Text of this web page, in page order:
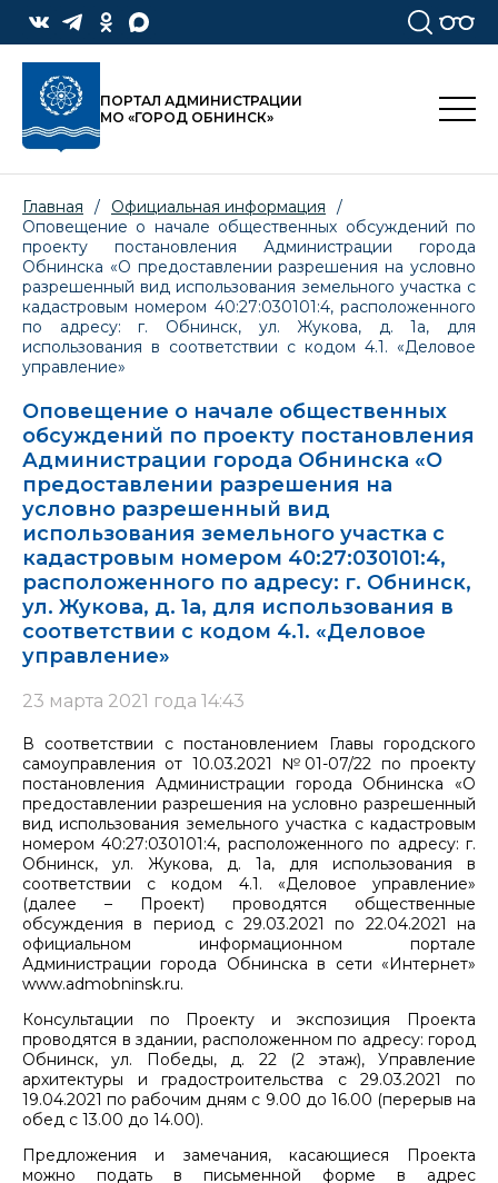
ПОРТАЛ АДМИНИСТРАЦИИ
МО «ГОРОД ОБНИНСК»
Главная / Официальная информация
/
Оповещение о начале общественных обсуждений по
проекту постановления Администрации города
Обнинска «О предоставлении разрешения на условно
разрешенный вид использования земельного участка с
кадастровым номером 40:27:030101:4, расположенного
по адресу: г. Обнинск, ул. Жукова, д. 1а, для
использования в соответствии с кодом 4.1. «Деловое
управление»
Оповещение о начале общественных
обсуждений по проекту постановления
Администрации города Обнинска «О
предоставлении разрешения на
условно разрешенный вид
использования земельного участка с
кадастровым номером 40:27:030101:4,
расположенного по адресу: г. Обнинск,
ул. Жукова, д. 1а, для использования в
соответствии с кодом 4.1. «Деловое
управление»
23 марта 2021 года 14:43
В соответствии с постановлением Главы городского
самоуправления от 10.03.2021 №01-07/22 по проекту
постановления Администрации города Обнинска «О
предоставлении разрешения на условно разрешенный
вид использования земельного участка с кадастровым
номером 40:27:030101:4, расположенного по адресу: г.
Обнинск, ул. Жукова, д. 1а, для использования в
соответствии с кодом 4.1. «Деловое управление»
(далее – Проект) проводятся общественные
обсуждения в период с 29.03.2021 по 22.04.2021 на
официальном информационном портале
Администрации города Обнинска в сети «Интернет»
www.admobninsk.ru.
Консультации по Проекту и экспозиция Проекта
проводятся в здании, расположенном по адресу: город
Обнинск, ул. Победы, д. 22 (2 этаж), Управление
архитектуры и градостроительства с 29.03.2021 по
19.04.2021 по рабочим дням с 9.00 до 16.00 (перерыв на
обед с 13.00 до 14.00).
Предложения и замечания, касающиеся Проекта
можно подать в письменной форме в адрес